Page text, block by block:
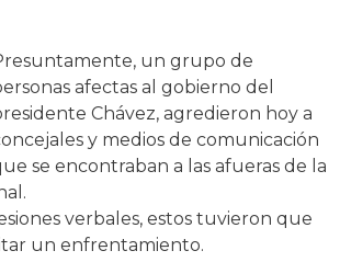
un grupo de
afectas al gobierno del
Chávez, agredieron hoy a
y medios de comunicación
se encontraban a las afueras de la
verbales, estos tuvieron que
un enfrentamiento.